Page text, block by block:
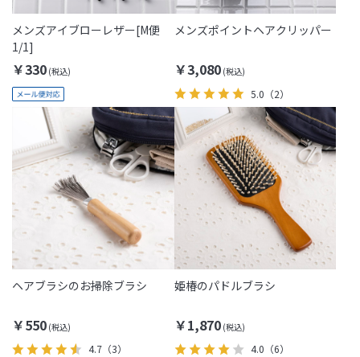
メンズアイブローレザー[M便
1/1]
￥330
メンズポイントヘアクリッパー
￥3,080
5.0 （2）
ヘアブラシのお掃除ブラシ
￥550
4.7 （3）
姫椿のパドルブラシ
￥1,870
4.0 （6）